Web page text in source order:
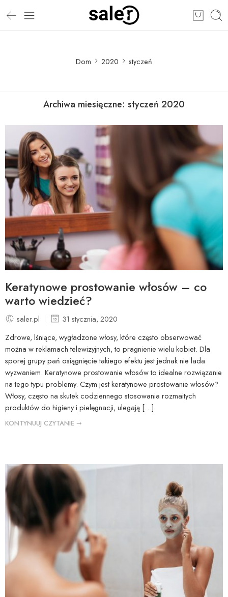
Dom 2020 styczeń
Archiwa miesięczne: styczeń 2020
Keratynowe prostowanie włosów – co
warto wiedzieć?
saler.pl
31 stycznia, 2020
Zdrowe, lśniące, wygładzone włosy, które często obserwować
można w reklamach telewizyjnych, to pragnienie wielu kobiet. Dla
sporej grupy pań osiągnięcie takiego efektu jest jednak nie lada
wyzwaniem. Keratynowe prostowanie włosów to idealne rozwiązanie
na tego typu problemy. Czym jest keratynowe prostowanie włosów?
Włosy, często na skutek codziennego stosowania rozmaitych
produktów do higieny i pielęgnacji, ulegają […]
KONTYNUUJ CZYTANIE ➞